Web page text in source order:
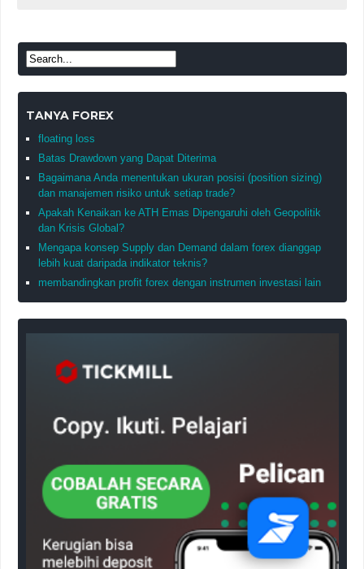
TANYA FOREX
floating loss
Batas Drawdown yang Dapat Diterima
Bagaimana Anda menentukan ukuran posisi (position sizing)
dan manajemen risiko untuk setiap trade?
Apakah Kenaikan ke ATH Emas Dipengaruhi oleh Geopolitik
dan Krisis Global?
Mengapa konsep Supply dan Demand dalam forex dianggap
lebih kuat daripada indikator teknis?
membandingkan profit forex dengan instrumen investasi lain